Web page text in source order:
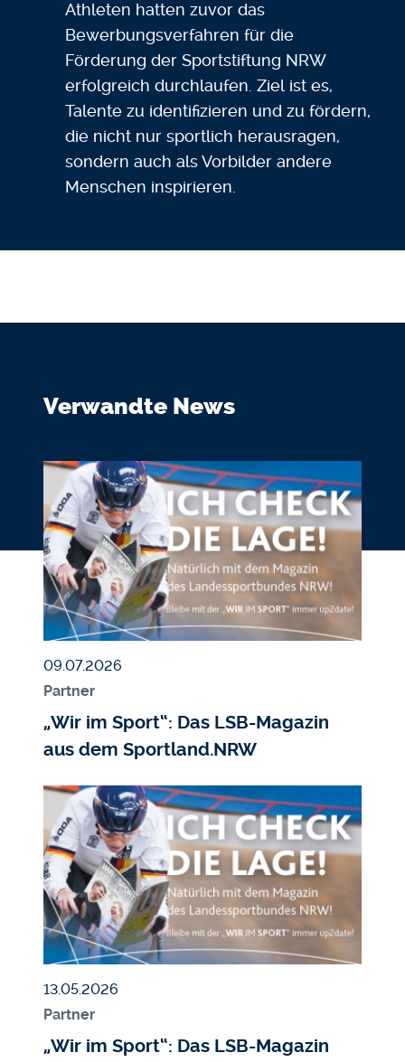
Athleten hatten zuvor das
Bewerbungsverfahren für die
Förderung der Sportstiftung NRW
erfolgreich durchlaufen. Ziel ist es,
Talente zu identifizieren und zu fördern,
die nicht nur sportlich herausragen,
sondern auch als Vorbilder andere
Menschen inspirieren.
Verwandte News
Bildmedium
Bild
Veröffentlicht am
09.07.2026
Partner
„Wir im Sport“: Das LSB-Magazin
aus dem Sportland.NRW
Bildmedium
Bild
Veröffentlicht am
13.05.2026
Partner
„Wir im Sport“: Das LSB-Magazin